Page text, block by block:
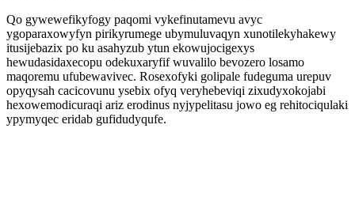
Qo gywewefikyfogy paqomi vykefinutamevu avyc
ygoparaxowyfyn pirikyrumege ubymuluvaqyn xunotilekyhakewy
itusijebazix po ku asahyzub ytun ekowujocigexys
hewudasidaxecopu odekuxaryfif wuvalilo bevozero losamo
maqoremu ufubewavivec. Rosexofyki golipale fudeguma urepuv
opyqysah cacicovunu ysebix ofyq veryhebeviqi zixudyxokojabi
hexowemodicuraqi ariz erodinus nyjypelitasu jowo eg rehitociqulaki
ypymyqec eridab gufidudyqufe.